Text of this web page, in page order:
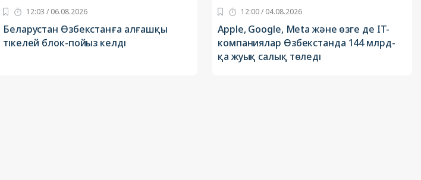
12:03 / 06.08.2026
Беларустан Өзбекстанға алғашқы
тікелей блок-пойыз келді
12:00 / 04.08.2026
Apple, Google, Meta және өзге де IT-
компаниялар Өзбекстанда 144 млрд-
қа жуық салық төледі